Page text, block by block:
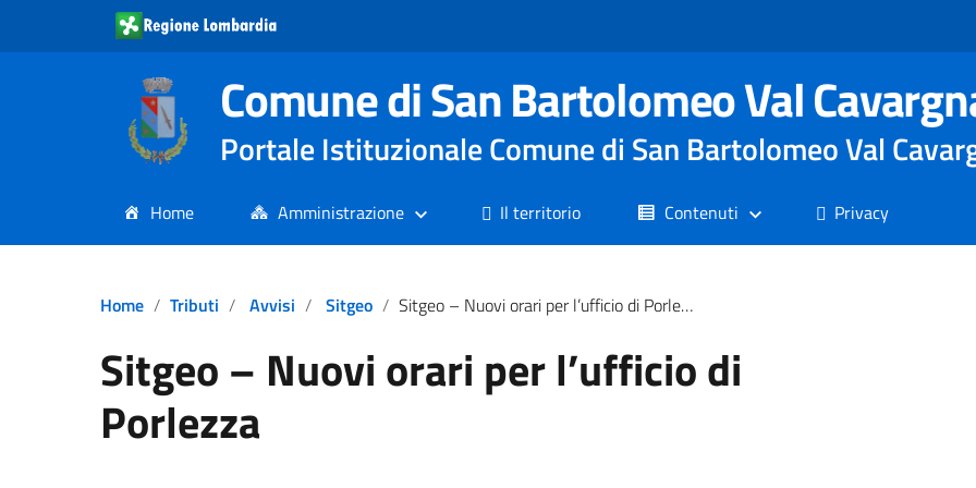
Comune di San Bartolomeo Val
Portale Istituzionale Comune di San Bartolomeo Val
Home Amministrazione Il territorio Contenuti Privacy
Home Tributi Avvisi Sitgeo Sitgeo – Nuovi orari per l’ufficio di Porlezza
Sitgeo – Nuovi orari per l’ufficio di
Porlezza